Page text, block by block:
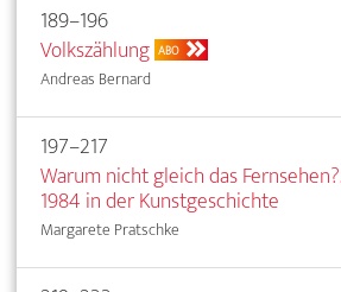
189–196
Volkszählung ABO
Andreas Bernard
197–217
Warum nicht gleich das Fernsehen?.
1984 in der Kunstgeschichte
Margarete Pratschke